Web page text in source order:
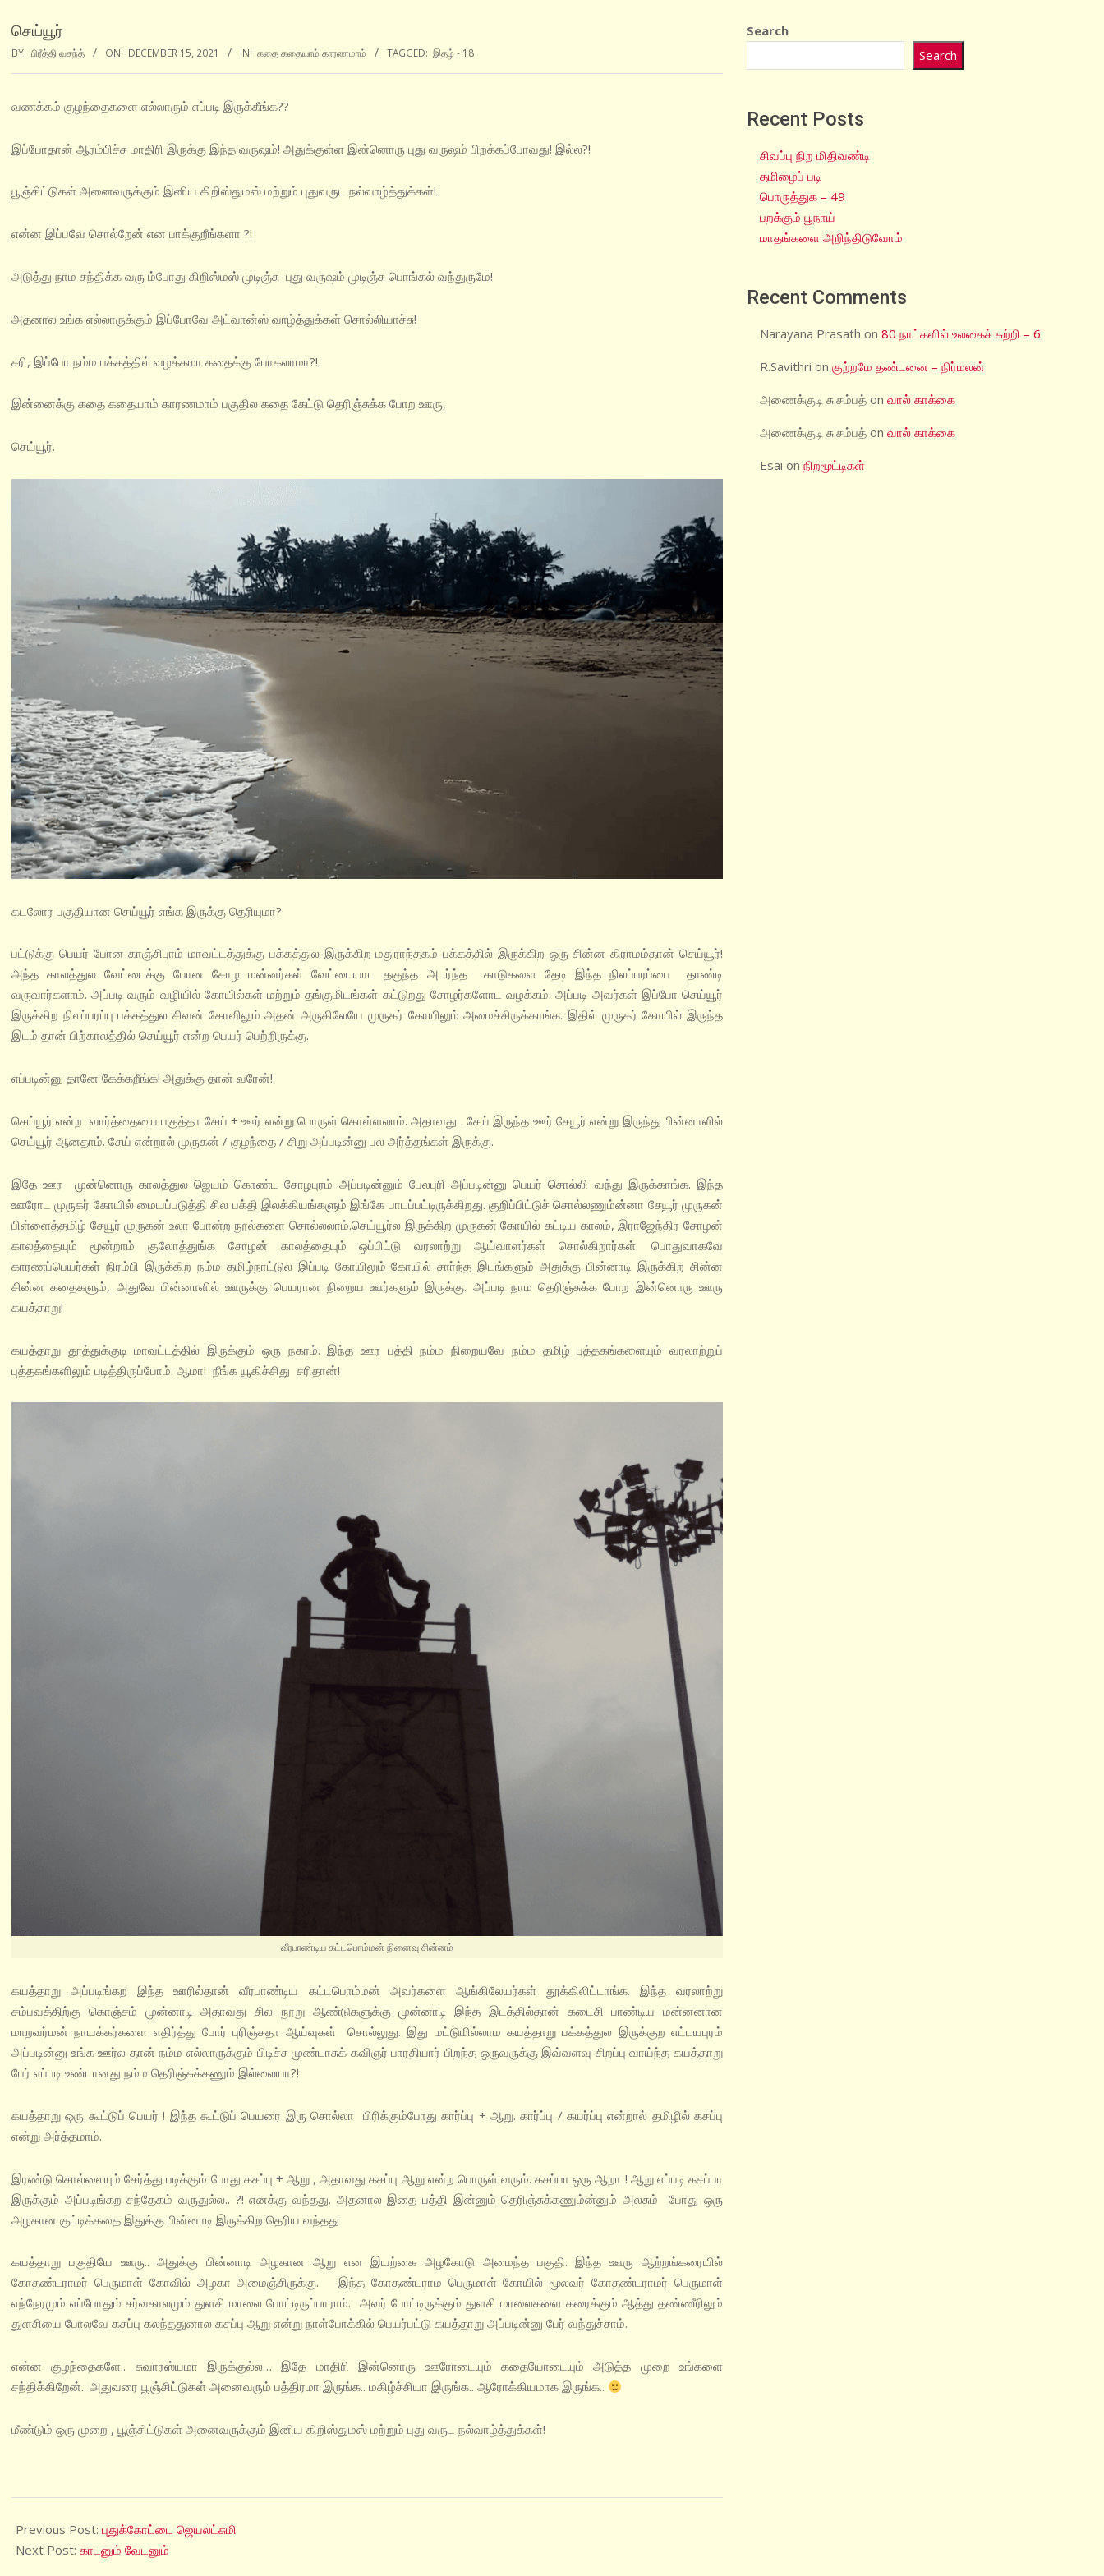
செய்யூர்
BY: பிரீத்தி வசந்த் ON: DECEMBER 15, 2021 IN: கதை கதையாம் காரணமாம் TAGGED: இதழ் - 18
வணக்கம் குழந்தைகளை எல்லாரும் எப்படி இருக்கீங்க??
இப்போதான் ஆரம்பிச்ச மாதிரி இருக்கு இந்த வருஷம்! அதுக்குள்ள இன்னொரு புது வருஷம் பிறக்கப்போவது! இல்ல?!
பூஞ்சிட்டுகள் அனைவருக்கும் இனிய கிறிஸ்துமஸ் மற்றும் புதுவருட நல்வாழ்த்துக்கள்!
என்ன இப்பவே சொல்றேன் என பாக்குறீங்களா ?!
அடுத்து நாம சந்திக்க வரு ம்போது கிறிஸ்மஸ் முடிஞ்சு புது வருஷம் முடிஞ்சு பொங்கல் வந்துருமே!
அதனால உங்க எல்லாருக்கும் இப்போவே அட்வான்ஸ் வாழ்த்துக்கள் சொல்லியாச்சு!
சரி, இப்போ நம்ம பக்கத்தில் வழக்கமா கதைக்கு போகலாமா?!
இன்னைக்கு கதை கதையாம் காரணமாம் பகுதில கதை கேட்டு தெரிஞ்சுக்க போற ஊரு,
செய்யூர்.
கடலோர பகுதியான செய்யூர் எங்க இருக்கு தெரியுமா?
பட்டுக்கு பெயர் போன காஞ்சிபுரம் மாவட்டத்துக்கு பக்கத்துல இருக்கிற மதுராந்தகம் பக்கத்தில் இருக்கிற ஒரு சின்ன கிராமம்தான் செய்யூர்!
அந்த காலத்துல வேட்டைக்கு போன சோழ மன்னர்கள் வேட்டையாட தகுந்த அடர்ந்த காடுகளை தேடி இந்த நிலப்பரப்பை தாண்டி
வருவார்களாம். அப்படி வரும் வழியில் கோயில்கள் மற்றும் தங்குமிடங்கள் கட்டுறது சோழர்களோட வழக்கம். அப்படி அவர்கள் இப்போ செய்யூர்
இருக்கிற நிலப்பரப்பு பக்கத்துல சிவன் கோவிலும் அதன் அருகிலேயே முருகர் கோயிலும் அமைச்சிருக்காங்க. இதில் முருகர் கோயில் இருந்த
இடம் தான் பிற்காலத்தில் செய்யூர் என்ற பெயர் பெற்றிருக்கு.
எப்படின்னு தானே கேக்கறீங்க! அதுக்கு தான் வரேன்!
செய்யூர் என்ற வார்த்தையை பகுத்தா சேய் + ஊர் என்று பொருள் கொள்ளலாம். அதாவது . சேய் இருந்த ஊர் சேயூர் என்று இருந்து பின்னாளில்
செய்யூர் ஆனதாம். சேய் என்றால் முருகன் / குழந்தை / சிறு அப்படின்னு பல அர்த்தங்கள் இருக்கு.
இதே ஊர முன்னொரு காலத்துல ஜெயம் கொண்ட சோழபுரம் அப்படின்னும் பேலபுரி அப்படின்னு பெயர் சொல்லி வந்து இருக்காங்க. இந்த
ஊரோட முருகர் கோயில் மையப்படுத்தி சில பக்தி இலக்கியங்களும் இங்கே பாடப்பட்டிருக்கிறது. குறிப்பிட்டுச் சொல்லணும்ன்னா சேயூர் முருகன்
பிள்ளைத்தமிழ் சேயூர் முருகன் உலா போன்ற நூல்களை சொல்லலாம்.செய்யூர்ல இருக்கிற முருகன் கோயில் கட்டிய காலம், இராஜேந்திர சோழன்
காலத்தையும் மூன்றாம் குலோத்துங்க சோழன் காலத்தையும் ஒப்பிட்டு வரலாற்று ஆய்வாளர்கள் சொல்கிறார்கள். பொதுவாகவே
காரணப்பெயர்கள் நிரம்பி இருக்கிற நம்ம தமிழ்நாட்டுல இப்படி கோயிலும் கோயில் சார்ந்த இடங்களும் அதுக்கு பின்னாடி இருக்கிற சின்ன
சின்ன கதைகளும், அதுவே பின்னாளில் ஊருக்கு பெயரான நிறைய ஊர்களும் இருக்கு. அப்படி நாம தெரிஞ்சுக்க போற இன்னொரு ஊரு
கயத்தாறு!
கயத்தாறு தூத்துக்குடி மாவட்டத்தில் இருக்கும் ஒரு நகரம். இந்த ஊர பத்தி நம்ம நிறையவே நம்ம தமிழ் புத்தகங்களையும் வரலாற்றுப்
புத்தகங்களிலும் படித்திருப்போம். ஆமா! நீங்க யூகிச்சிது சரிதான்!
வீரபாண்டிய கட்டபொம்மன் நினைவு சின்னம்
கயத்தாறு அப்படிங்கற இந்த ஊரில்தான் வீரபாண்டிய கட்டபொம்மன் அவர்களை ஆங்கிலேயர்கள் தூக்கிலிட்டாங்க. இந்த வரலாற்று
சம்பவத்திற்கு கொஞ்சம் முன்னாடி அதாவது சில நூறு ஆண்டுகளுக்கு முன்னாடி இந்த இடத்தில்தான் கடைசி பாண்டிய மன்னனான
மாறவர்மன் நாயக்கர்களை எதிர்த்து போர் புரிஞ்சதா ஆய்வுகள் சொல்லுது. இது மட்டுமில்லாம கயத்தாறு பக்கத்துல இருக்குற எட்டயபுரம்
அப்படின்னு உங்க ஊர்ல தான் நம்ம எல்லாருக்கும் பிடிச்ச முண்டாசுக் கவிஞர் பாரதியார் பிறந்த ஒருவருக்கு இவ்வளவு சிறப்பு வாய்ந்த கயத்தாறு
பேர் எப்படி உண்டானது நம்ம தெரிஞ்சுக்கணும் இல்லையா?!
கயத்தாறு ஒரு கூட்டுப் பெயர் ! இந்த கூட்டுப் பெயரை இரு சொல்லா பிரிக்கும்போது கார்ப்பு + ஆறு. கார்ப்பு / கயர்ப்பு என்றால் தமிழில் கசப்பு
என்று அர்த்தமாம்.
இரண்டு சொல்லையும் சேர்த்து படிக்கும் போது கசப்பு + ஆறு , அதாவது கசப்பு ஆறு என்ற பொருள் வரும். கசப்பா ஒரு ஆறா ! ஆறு எப்படி கசப்பா
இருக்கும் அப்படிங்கற சந்தேகம் வருதுல்ல.. ?! எனக்கு வந்தது. அதனால இதை பத்தி இன்னும் தெரிஞ்சுக்கணும்ன்னும் அலசும் போது ஒரு
அழகான குட்டிக்கதை இதுக்கு பின்னாடி இருக்கிற தெரிய வந்தது
கயத்தாறு பகுதியே ஊரு.. அதுக்கு பின்னாடி அழகான ஆறு என இயற்கை அழகோடு அமைந்த பகுதி. இந்த ஊரு ஆற்றங்கரையில்
கோதண்டராமர் பெருமாள் கோவில் அழகா அமைஞ்சிருக்கு. இந்த கோதண்டராம பெருமாள் கோயில் மூலவர் கோதண்டராமர் பெருமாள்
எந்நேரமும் எப்போதும் சர்வகாலமும் துளசி மாலை போட்டிருப்பாராம். அவர் போட்டிருக்கும் துளசி மாலைகளை கரைக்கும் ஆத்து தண்ணீரிலும்
துளசியை போலவே கசப்பு கலந்ததுனால கசப்பு ஆறு என்று நாள்போக்கில் பெயர்பட்டு கயத்தாறு அப்படின்னு பேர் வந்துச்சாம்.
என்ன குழந்தைகளே.. சுவாரஸ்யமா இருக்குல்ல… இதே மாதிரி இன்னொரு ஊரோடையும் கதையோடையும் அடுத்த முறை உங்களை
சந்திக்கிறேன்.. அதுவரை பூஞ்சிட்டுகள் அனைவரும் பத்திரமா இருங்க.. மகிழ்ச்சியா இருங்க.. ஆரோக்கியமாக இருங்க..
மீண்டும் ஒரு முறை , பூஞ்சிட்டுகள் அனைவருக்கும் இனிய கிறிஸ்துமஸ் மற்றும் புது வருட நல்வாழ்த்துக்கள்!
12-
15
Previous Post: புதுக்கோட்டை ஜெயலட்சுமி
Next Post: காடனும் வேடனும்
Search
Search
Recent Posts
சிவப்பு நிற மிதிவண்டி
தமிழைப் படி
பொருத்துக – 49
பறக்கும் பூநாய்
மாதங்களை அறிந்திடுவோம்
Recent Comments
Narayana Prasath on80 நாட்களில் உலகைச் சுற்றி – 6
R.Savithri onகுற்றமே தண்டனை – நிர்மலன்
அணைக்குடி சு.சம்பத் onவால் காக்கை
அணைக்குடி சு.சம்பத் onவால் காக்கை
Esai onநிறமூட்டிகள்